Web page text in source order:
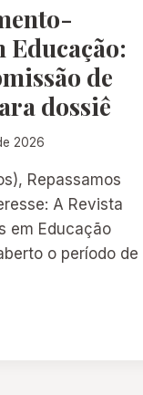
Educação:
de
dossiê
2026
Repassamos
A Revista
em Educação
o período de